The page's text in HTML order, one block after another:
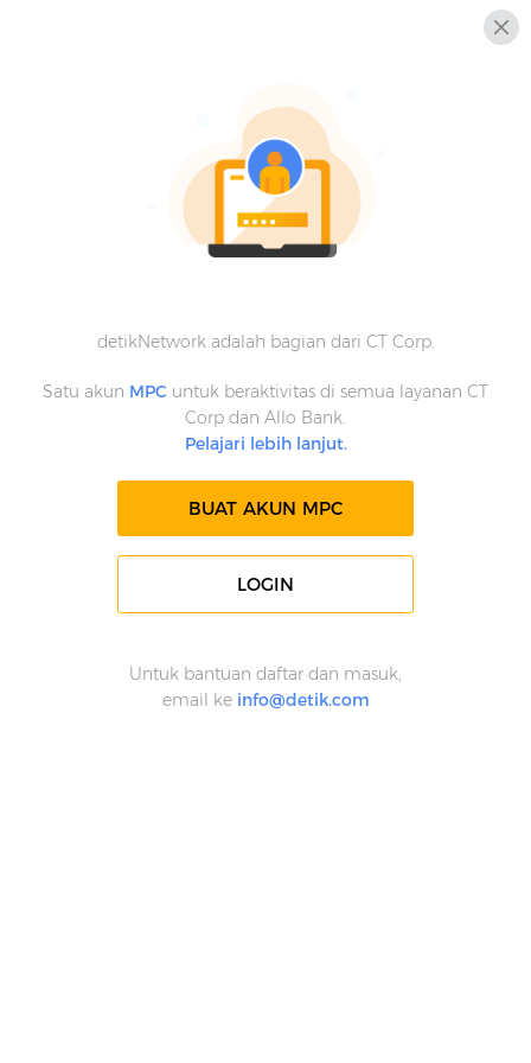
detikNetwork adalah bagian dari CT Corp.
Satu akun MPC untuk beraktivitas di semua layanan CT
Corp dan Allo Bank.
Pelajari lebih lanjut.
BUAT AKUN MPC
LOGIN
Untuk bantuan daftar dan masuk,
email ke info@detik.com